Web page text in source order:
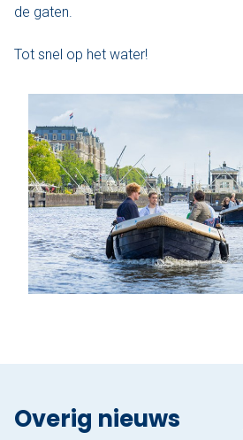
Tarieven
Lidmaatschap
Bedrijfsuitjes op het water!
Alle evenementen
Cadeaubon
Nu reserveren
Klassieke sloep
de gaten.
Tot snel op het water!
Overig nieuws